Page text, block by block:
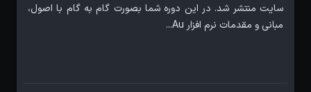
سایت منتشر شد. در این دوره شما بصورت گام به گام با اصول،
مبانی و مقدمات نرم افزار Au...